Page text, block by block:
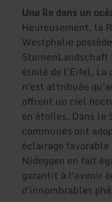
Une île dans un
Heureusement, la
Westphalie
étoilé de l'Eifel. La
n'est attribuée
offrent un ciel
en étoiles. Dans le
communes ont
éclairage
Nideggen en fait
garantit à l'avenir
d'innombrables